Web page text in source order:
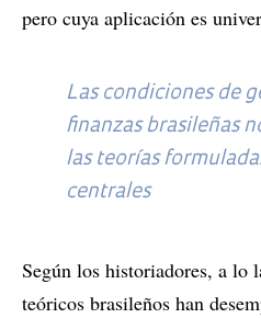
pero cuya aplicación es
Las condiciones de
finanzas brasileñas
las teorías
centrales
Según los historiadores, a
teóricos brasileños han